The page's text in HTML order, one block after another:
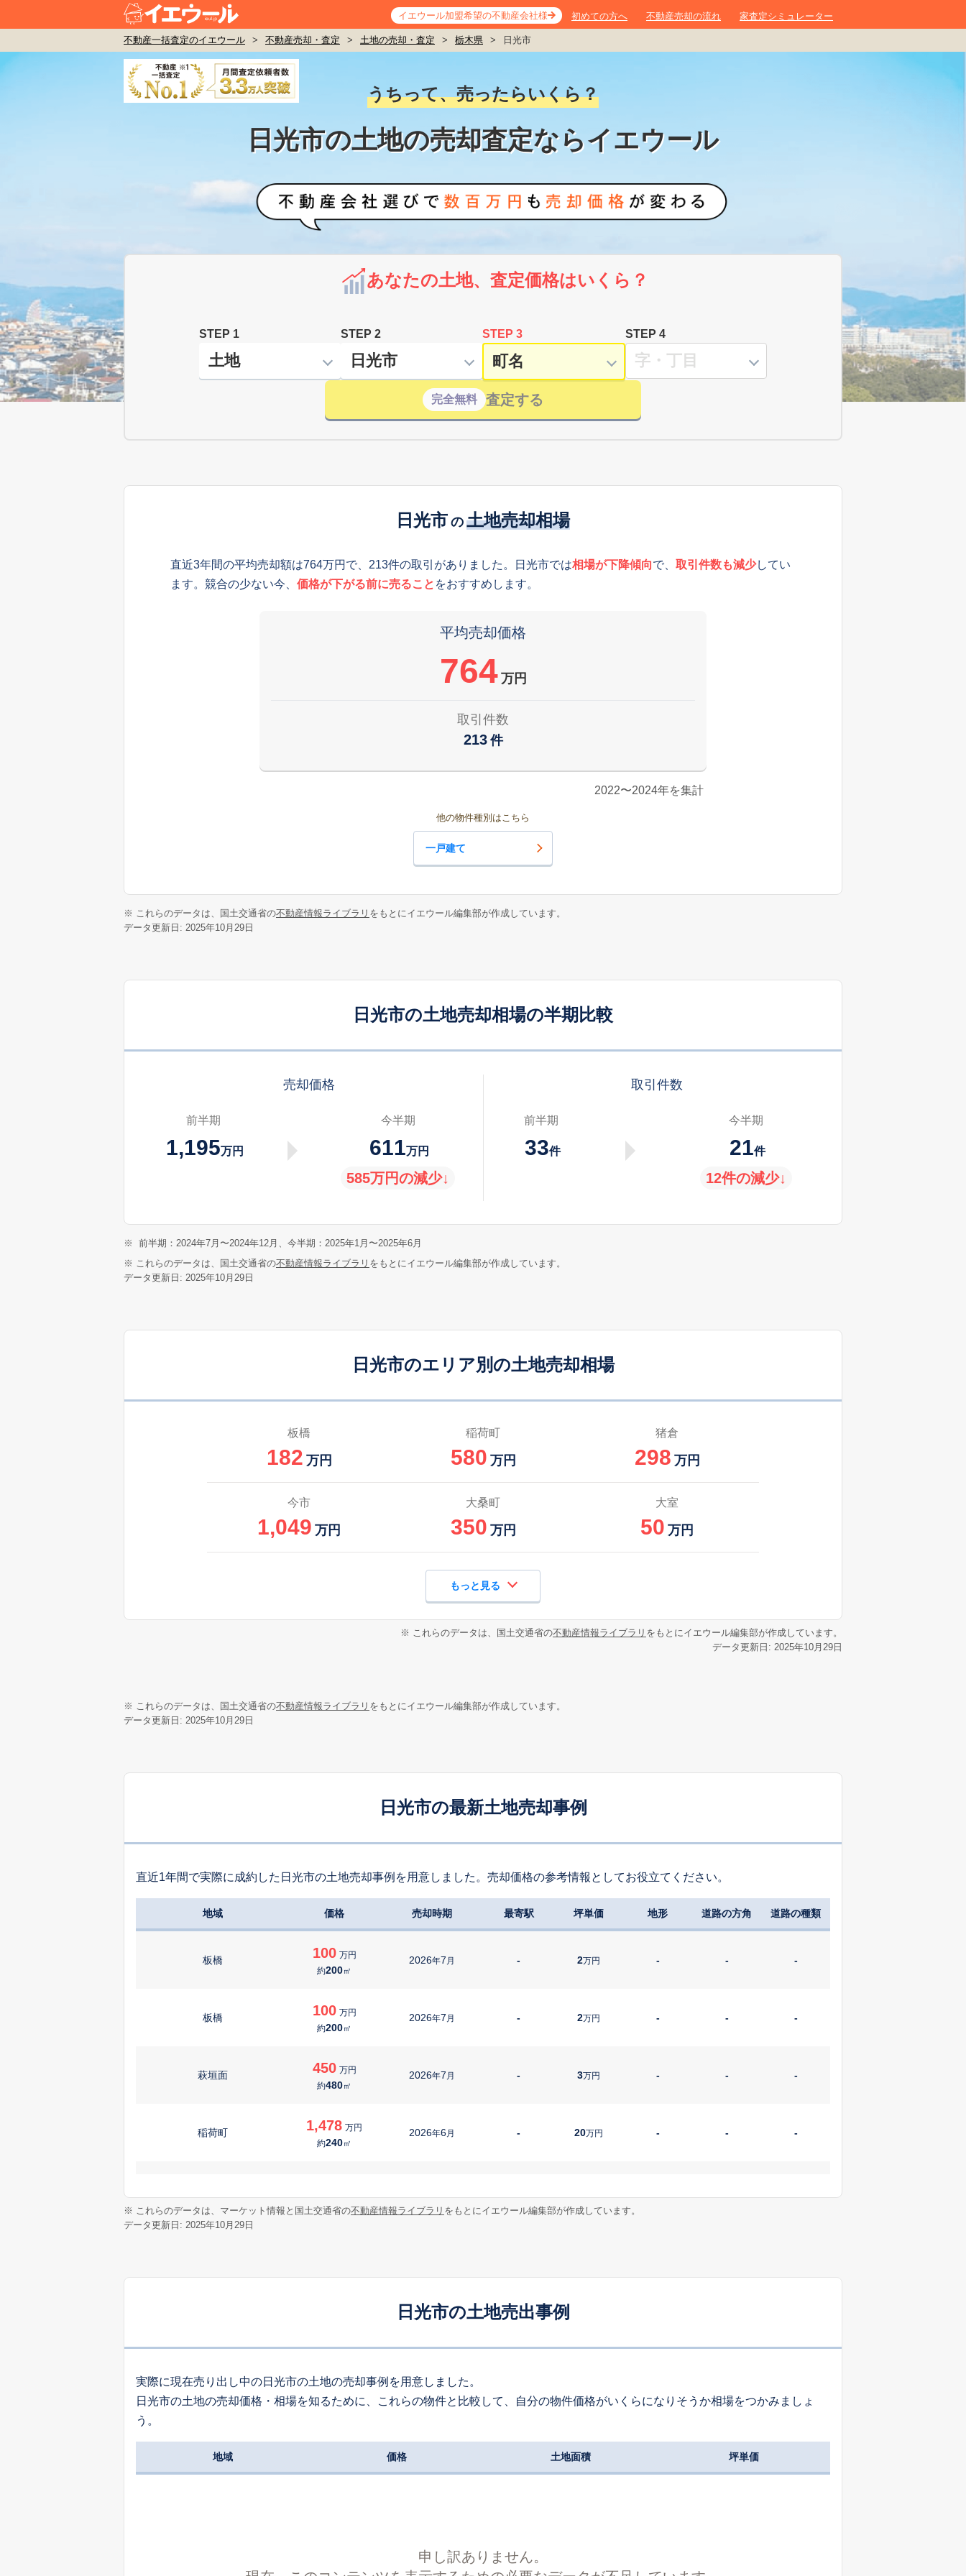
イエウール加盟希望の不動産会社様 初めての方へ 不動産売却の流れ 家査定シミュレーター
不動産一括査定のイエウール > 不動産売却・査定 > 土地の売却・査定 > 栃木県 > 日光市
うちって、売ったらいくら？
日光市の土地の売却査定ならイエウール
あなたの土地、査定価格はいくら？
STEP 1 STEP 2 STEP 3 STEP 4
完全無料 査定する
日光市 の 土地売却相場
直近3年間の平均売却額は764万円で、213件の取引がありました。日光市では相場が下降傾向で、 取引件数も減少してい
ます。競合の少ない今、 価格が下がる前に売ること をおすすめします。
平均売却価格
764 万円
取引件数
213 件
2022〜2024年を集計
他の物件種別はこちら
一戸建て
※ これらのデータは、国土交通省の不動産情報ライブラリ をもとにイエウール編集部が作成しています。
データ更新日: 2025年10月29日
日光市の土地売却相場の半期比較
売却価格
前半期
1,195万円
今半期
611万円
585万円の減少↓
取引件数
前半期
33件
今半期
21件
12件の減少↓
※
前半期：2024年7月〜2024年12月、今半期：2025年1月〜2025年6月
※ これらのデータは、国土交通省の不動産情報ライブラリ をもとにイエウール編集部が作成しています。
データ更新日: 2025年10月29日
日光市のエリア別の土地売却相場
板橋
182 万円
稲荷町
580 万円
猪倉
298 万円
今市
1,049 万円
大桑町
350 万円
大室
50 万円
もっと見る
※ これらのデータは、国土交通省の不動産情報ライブラリ をもとにイエウール編集部が作成しています。
データ更新日: 2025年10月29日
※ これらのデータは、国土交通省の不動産情報ライブラリ をもとにイエウール編集部が作成しています。
データ更新日: 2025年10月29日
日光市の最新土地売却事例
直近1年間で実際に成約した日光市の土地売却事例を用意しました。売却価格の参考情報としてお役立てください。
地域 価格 売却時期 最寄駅 坪単価 地形 道路の方角 道路の種類
板橋 100 万円
約200㎡
2026年7 月 - 2万円 - - -
板橋 100 万円
約200㎡
2026年7 月 - 2万円 - - -
萩垣面 450 万円
約480㎡
2026年7 月 - 3万円 - - -
稲荷町 1,478 万円
約240㎡
2026年6月 - 20万円 - - -
240
2026年3月 -
㎡
森友 800 万円
2025 11 - 4 - - -
※ これらのデータは、マーケット情報と国土交通省の不動産情報ライブラリ をもとにイエウール編集部が作成しています。
データ更新日: 2025年10月29日
日光市の土地売出事例
実際に現在売り出し中の日光市の土地の売却事例を用意しました。
日光市の土地の売却価格・相場を知るために、これらの物件と比較して、自分の物件価格がいくらになりそうか相場をつかみましょ
う。
地域 価格 土地面積 坪単価
申し訳ありません。